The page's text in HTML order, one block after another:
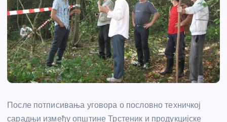
После потписивања уговора о пословно техничкој
сарадњи између општине Трстеник и продукцијске